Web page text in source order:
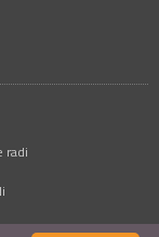
radi